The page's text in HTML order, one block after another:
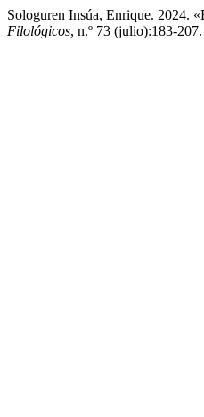
Sologuren Insúa, Enrique. 2024.
Filológicos, n.º 73 (julio):183-